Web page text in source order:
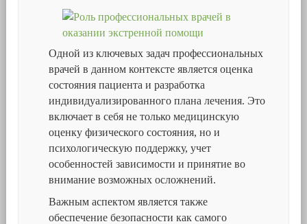
Одной из ключевых задач профессиональных
врачей в данном контексте является оценка
состояния пациента и разработка
индивидуализированного плана лечения. Это
включает в себя не только медицинскую
оценку физического состояния, но и
психологическую поддержку, учет
особенностей зависимости и принятие во
внимание возможных осложнений.
Важным аспектом является также
обеспечение безопасности как самого